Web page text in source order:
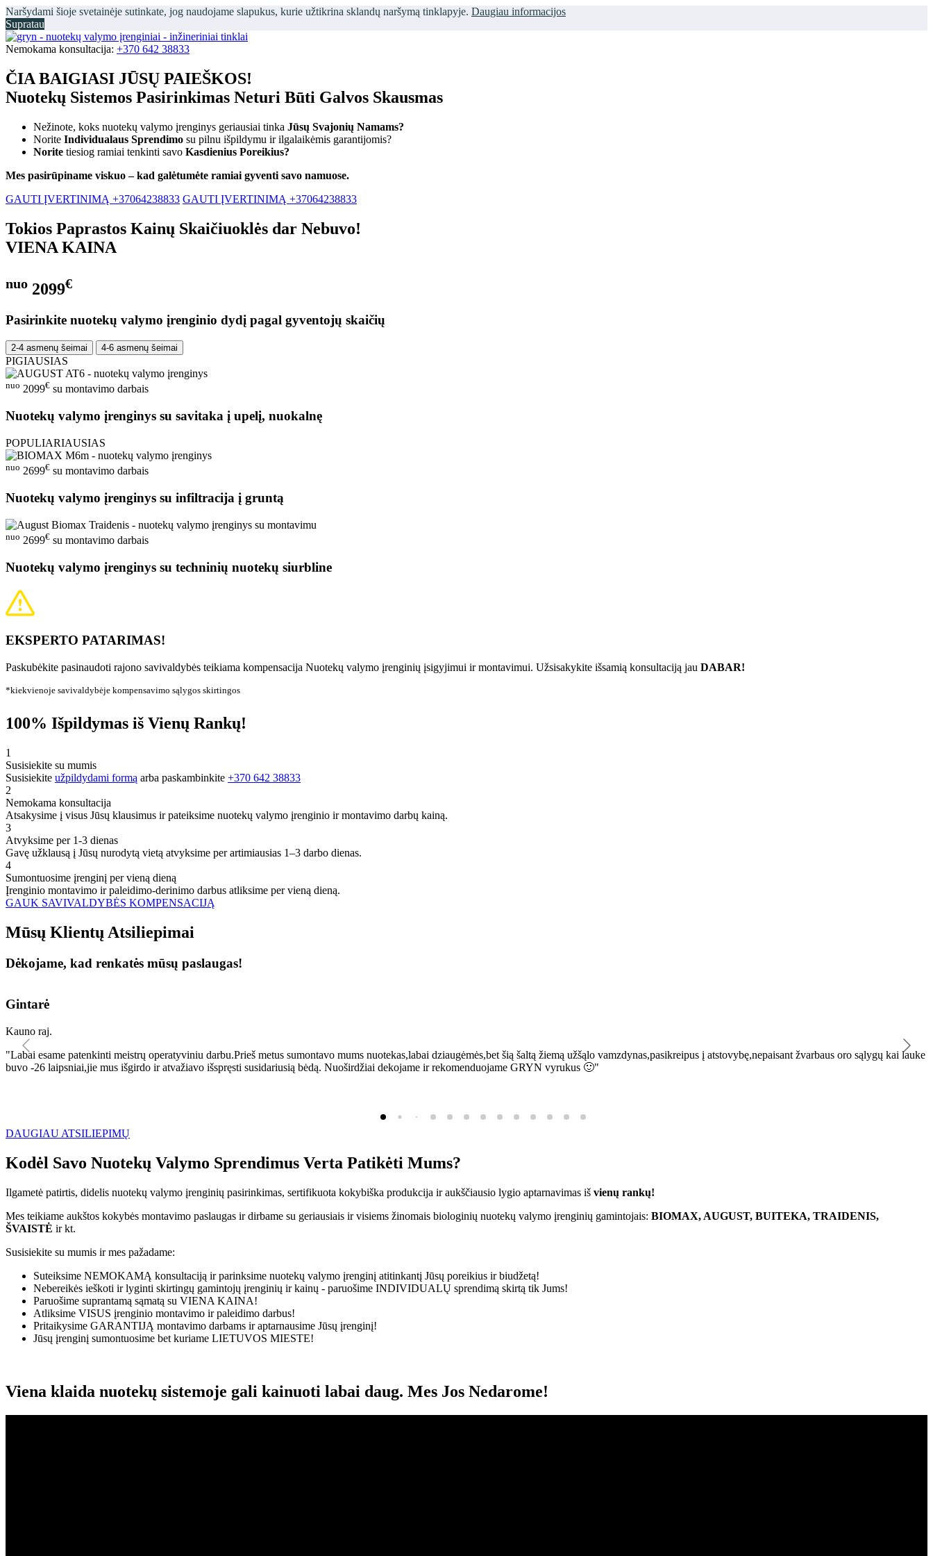
Naršydami šioje svetainėje sutinkate, jog naudojame slapukus, kurie užtikrina sklandų naršymą tinklapyje. Daugiau informacijos
Supratau
Nemokama konsultacija: +370 642 38833
ČIA BAIGIASI JŪSŲ PAIEŠKOS!
Nuotekų Sistemos Pasirinkimas Neturi Būti Galvos Skausmas
Nežinote, koks nuotekų valymo įrenginys geriausiai tinka Jūsų Svajonių Namams?
Norite Individualaus Sprendimo su pilnu išpildymu ir ilgalaikėmis garantijomis?
Norite tiesiog ramiai tenkinti savo Kasdienius Poreikius?
Mes pasirūpiname viskuo – kad galėtumėte ramiai gyventi savo namuose.
GAUTI ĮVERTINIMĄ +37064238833 GAUTI ĮVERTINIMĄ +37064238833
Tokios Paprastos Kainų Skaičiuoklės dar Nebuvo!
VIENA KAINA
nuo 2099€
Pasirinkite nuotekų valymo įrenginio dydį pagal gyventojų skaičių
2-4 asmenų šeimai 4-6 asmenų šeimai
PIGIAUSIAS
nuo 2099€ su montavimo darbais
Nuotekų valymo įrenginys su savitaka į upelį, nuokalnę
POPULIARIAUSIAS
nuo 2699€ su montavimo darbais
Nuotekų valymo įrenginys su infiltracija į gruntą
nuo 2699€ su montavimo darbais
Nuotekų valymo įrenginys su techninių nuotekų siurbline
EKSPERTO PATARIMAS!
Paskubėkite pasinaudoti rajono savivaldybės teikiama kompensacija Nuotekų valymo įrenginių įsigyjimui ir montavimui. Užsisakykite išsamią konsultaciją jau DABAR!
*kiekvienoje savivaldybėje kompensavimo sąlygos skirtingos
100% Išpildymas iš Vienų Rankų!
1
Susisiekite su mumis
Susisiekite užpildydami formą arba paskambinkite +370 642 38833
2
Nemokama konsultacija
Atsakysime į visus Jūsų klausimus ir pateiksime nuotekų valymo įrenginio ir montavimo darbų kainą.
3
Atvyksime per 1-3 dienas
Gavę užklausą į Jūsų nurodytą vietą atvyksime per artimiausias 1–3 darbo dienas.
4
Sumontuosime įrenginį per vieną dieną
Įrenginio montavimo ir paleidimo-derinimo darbus atliksime per vieną dieną.
GAUK SAVIVALDYBĖS KOMPENSACIJĄ
Mūsų Klientų Atsiliepimai
Dėkojame, kad renkatės mūsų paslaugas!
Gintarė
Kauno raj.
"Labai esame patenkinti meistrų operatyviniu darbu.Prieš metus sumontavo mums nuotekas,labai dziaugėmės,bet šią šaltą žiemą užšąlo vamzdynas,pasikreipus į atstovybę,nepaisant žvarbaus oro sąlygų kai lauke
buvo -26 laipsniai,jie mus išgirdo ir atvažiavo išspręsti susidariusią bėdą. Nuoširdžiai dekojame ir rekomenduojame GRYN vyrukus 🙂"
DAUGIAU ATSILIEPIMŲ
Kodėl Savo Nuotekų Valymo Sprendimus Verta Patikėti Mums?
Ilgametė patirtis, didelis nuotekų valymo įrenginių pasirinkimas, sertifikuota kokybiška produkcija ir aukščiausio lygio aptarnavimas iš vienų rankų!
Mes teikiame aukštos kokybės montavimo paslaugas ir dirbame su geriausiais ir visiems žinomais biologinių nuotekų valymo įrenginių gamintojais: BIOMAX, AUGUST, BUITEKA, TRAIDENIS,
ŠVAISTĖ ir kt.
Susisiekite su mumis ir mes pažadame:
Suteiksime NEMOKAMĄ konsultaciją ir parinksime nuotekų valymo įrenginį atitinkantį Jūsų poreikius ir biudžetą!
Nebereikės ieškoti ir lyginti skirtingų gamintojų įrenginių ir kainų - paruošime INDIVIDUALŲ sprendimą skirtą tik Jums!
Paruošime suprantamą sąmatą su VIENA KAINA!
Atliksime VISUS įrenginio montavimo ir paleidimo darbus!
Pritaikysime GARANTIJĄ montavimo darbams ir aptarnausime Jūsų įrenginį!
Jūsų įrenginį sumontuosime bet kuriame LIETUVOS MIESTE!
Viena klaida nuotekų sistemoje gali kainuoti labai daug. Mes Jos Nedarome!